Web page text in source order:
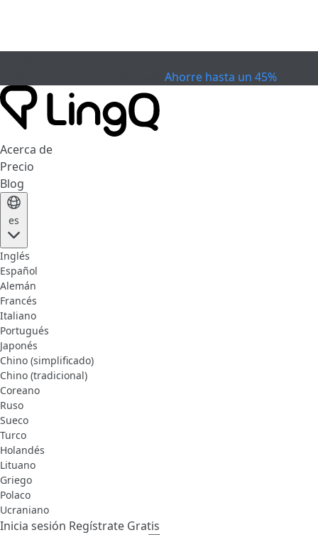
Ahorre hasta un 45%
Acerca de
Precio
Blog
es
Inglés
Español
Alemán
Francés
Italiano
Portugués
Japonés
Chino (simplificado)
Chino (tradicional)
Coreano
Ruso
Sueco
Turco
Holandés
Lituano
Griego
Polaco
Ucraniano
Inicia sesión Regístrate Gratis